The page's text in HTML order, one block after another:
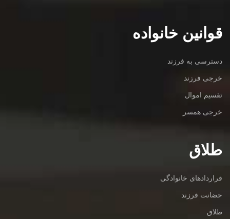
قوانین خانواده
دسترسی به فرزند
خرجی فرزند
تقسیم اموال
خرجی همسر
طلاق
قراردادهای خانوادگی
حضانت فرزند
طلاق